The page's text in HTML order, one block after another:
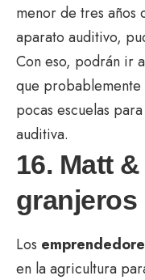
menor de tres años
aparato auditivo,
Con eso, podrán ir
que
pocas escuelas
auditiva.
16. Matt
Los
en la agricultura